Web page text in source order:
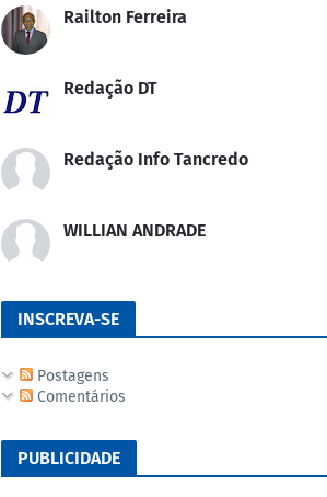
Railton Ferreira
Redação DT
Redação Info Tancredo
WILLIAN ANDRADE
INSCREVA-SE
Postagens
Comentários
PUBLICIDADE